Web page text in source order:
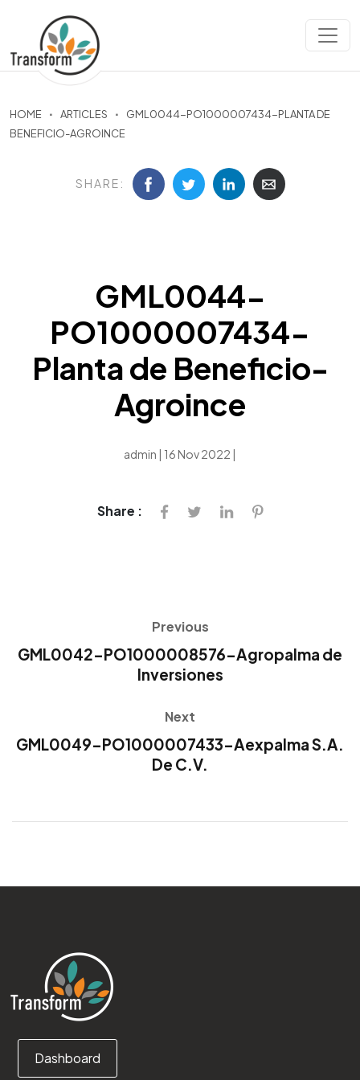
HOME ARTICLES
GML0044-PO1000007434-PLANTA DE
BENEFICIO-AGROINCE
SHARE:
GML0044-
PO1000007434-
Planta de Beneficio-
Agroince
admin | 16 Nov 2022 |
Share :
Previous
GML0042-PO1000008576-Agropalma de
Inversiones
Next
GML0049-PO1000007433-Aexpalma S.A.
De C.V.
Dashboard